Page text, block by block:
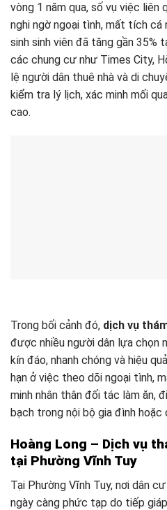
vòng 1 năm qua, số vụ việc liên
nghi ngờ ngoại tình, mất tích cá
sinh sinh viên đã tăng gần 35%
các chung cư như Times City,
lệ người dân thuê nhà và di
kiểm tra lý lịch, xác minh mối
cao.
Trong bối cảnh đó, dịch vụ
được nhiều người dân lựa chọn
kín đáo, nhanh chóng và hiệu
hạn ở việc theo dõi ngoại tình,
minh nhân thân đối tác làm ăn,
bạch trong nội bộ gia đình hoặc
Hoàng Long – Dịch vụ
tại Phường Vĩnh Tuy
Tại Phường Vĩnh Tuy, nơi dân
ngày càng phức tạp do tiếp